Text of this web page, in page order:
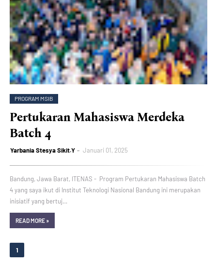
PROGRAM MSIB
Pertukaran Mahasiswa Merdeka
Batch 4
Yarbania Stesya Sikit.Y Januari 01, 2025
Bandung, Jawa Barat, ITENAS - Program Pertukaran Mahasiswa Batch
4 yang saya ikut di Institut Teknologi Nasional Bandung ini merupakan
inisiatif yang bertuj…
READ MORE »
1